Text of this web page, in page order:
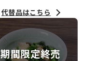
代替品はこちら
期間限定終売